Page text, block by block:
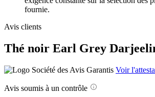
fournie.
Avis clients
Thé noir Earl Grey
Voir
Avis soumis à un contrôle